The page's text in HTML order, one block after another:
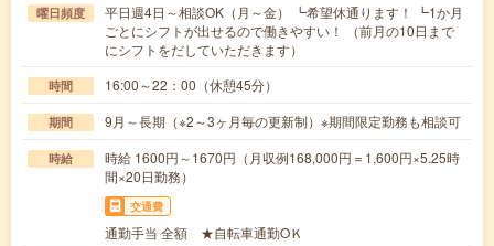
曜日頻度
平日週4日～相談OK（月～金） ┗希望休通ります！ ┗1か月
ごとにシフトが出せるので働きやすい！ （前月の10日まで
にシフトをだしていただきます）
時間 16:00～22：00（休憩45分）
期間 9月～長期（※2～3ヶ月毎の更新制）※期間限定勤務も相談可
時給
時給 1600円～1670円（月収例168,000円＝1,600円×5.25時
間×20日勤務）
交通費
通勤手当 全額 ★自転車通勤OＫ